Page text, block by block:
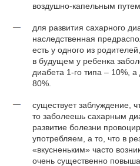
воздушно-капельным путем.
для развития сахарного
наследственная
есть у одного из
в будущем у ребенка
диабета 1-го типа – 10%,
80%.
существует заблуждение,
то заболеешь сахарным
развитие болезни
употребляем, а то, что в
«вкусненьким» часто
очень существенно